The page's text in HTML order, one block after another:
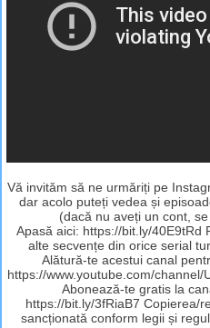
Vă invităm să ne urmăriți pe
dar acolo puteți vedea și
(dacă nu aveți un cont,
Apasă aici: https://bit.ly/40E9tRd
alte secvențe din orice serial
Alătură-te acestui canal
https://www.youtube.com/channel/
Abonează-te gratis la
https://bit.ly/3fRiaB7 Copierea/
sancționată conform legii și